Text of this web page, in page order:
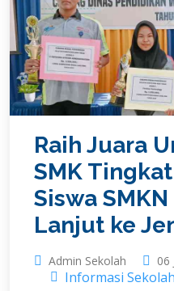
Raih Juara
SMK
Siswa
Lanjut ke
Admin Sekolah 06
Informasi Sekolah